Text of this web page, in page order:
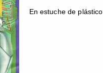
En estuche de plástico.